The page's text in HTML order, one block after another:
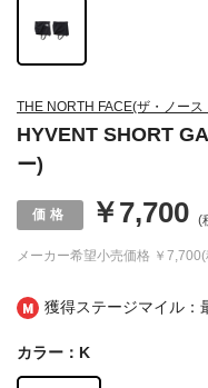
獲得ステージマイル：
THE NORTH FACE(ザ・ノース
HYVENT SHORT
ー)
メーカー希望小売価格 ￥
￥7,700 (
カラー：K